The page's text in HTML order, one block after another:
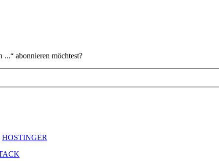
abonnieren möchtest?
HOSTINGER